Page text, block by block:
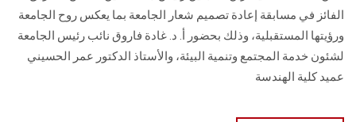
الفائز في ‏مسابقة إعادة تصميم شعار الجامعة بما يعكس روح الجامعة
ورؤيتها المستقبلية، وذلك بحضور أ. د. غادة فاروق نائب رئيس الجامعة
لشئون خدمة المجتمع وتنمية البيئة، والأستاذ ‏الدكتور عمر الحسيني
عميد كلية الهندسة‎ ‎